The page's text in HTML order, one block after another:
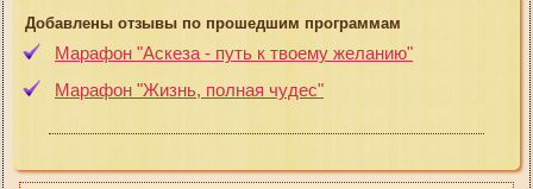
Добавлены отзывы по прошедшим программам
Марафон "Аскеза - путь к твоему желанию"
Марафон "Жизнь, полная чудес"